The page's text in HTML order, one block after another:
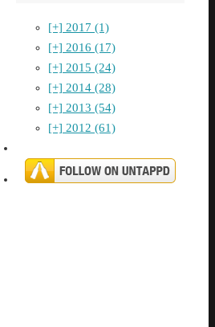
[+] 2017 (1)
[+] 2016 (17)
[+] 2015 (24)
[+] 2014 (28)
[+] 2013 (54)
[+] 2012 (61)